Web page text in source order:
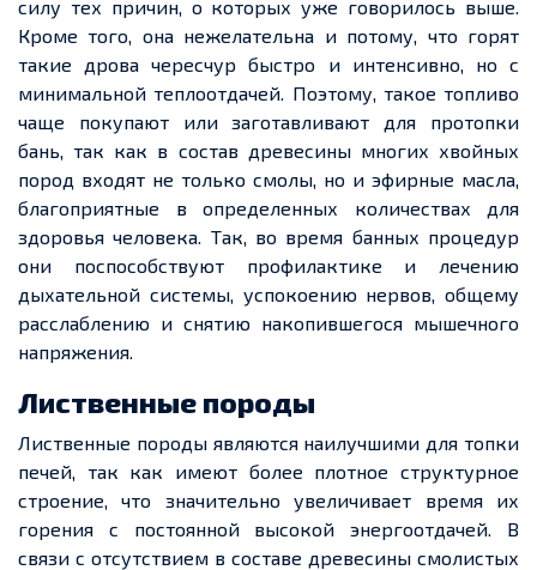
силу тех причин, о которых уже говорилось выше.
Кроме того, она нежелательна и потому, что горят
такие дрова чересчур быстро и интенсивно, но с
минимальной теплоотдачей. Поэтому, такое топливо
чаще покупают или заготавливают для протопки
бань, так как в состав древесины многих хвойных
пород входят не только смолы, но и эфирные масла,
благоприятные в определенных количествах для
здоровья человека. Так, во время банных процедур
они поспособствуют профилактике и лечению
дыхательной системы, успокоению нервов, общему
расслаблению и снятию накопившегося мышечного
напряжения.
Лиственные породы
Лиственные породы являются наилучшими для топки
печей, так как имеют более плотное структурное
строение, что значительно увеличивает время их
горения с постоянной высокой энергоотдачей. В
связи с отсутствием в составе древесины смолистых